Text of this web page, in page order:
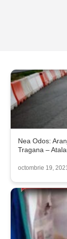
Nea Odos:
Tragana –
octombrie 19,